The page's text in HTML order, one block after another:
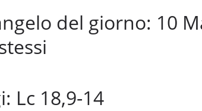
del giorno: 10
Lc 18,9-14